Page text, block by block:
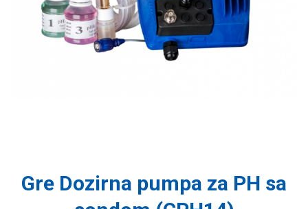
Gre Dozirna pumpa za PH sa